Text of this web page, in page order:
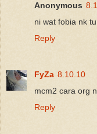
Anonymous
ni wat fobia nk
Reply
FyZa 8.10.10
mcm2 cara org
Reply